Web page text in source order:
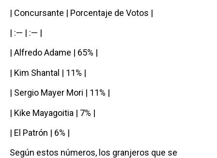
| Concursante | Porcentaje de Votos |
| :— | :— |
| Alfredo Adame | 65% |
| Kim Shantal | 11% |
| Sergio Mayer Mori | 11% |
| Kike Mayagoitia | 7% |
| El Patrón | 6% |
Según estos números, los granjeros que se